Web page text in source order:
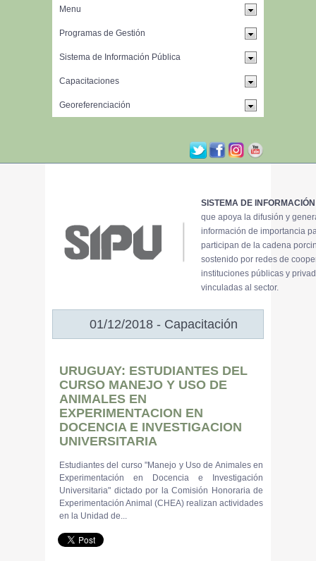
SISTEMA DE
que apoya la difusión y
información de importancia
participan de la cadena
sostenido por redes de
instituciones públicas y
vinculadas al sector.
01/12/2018 - Capacitación
URUGUAY: ESTUDIANTES DEL
CURSO MANEJO Y USO DE
ANIMALES EN
EXPERIMENTACION EN
DOCENCIA E INVESTIGACION
UNIVERSITARIA
Estudiantes del curso "Manejo y Uso de Animales en
Experimentación en Docencia e Investigación
Universitaria" dictado por la Comisión Honoraria de
Experimentación Animal (CHEA) realizan actividades
en la Unidad de...